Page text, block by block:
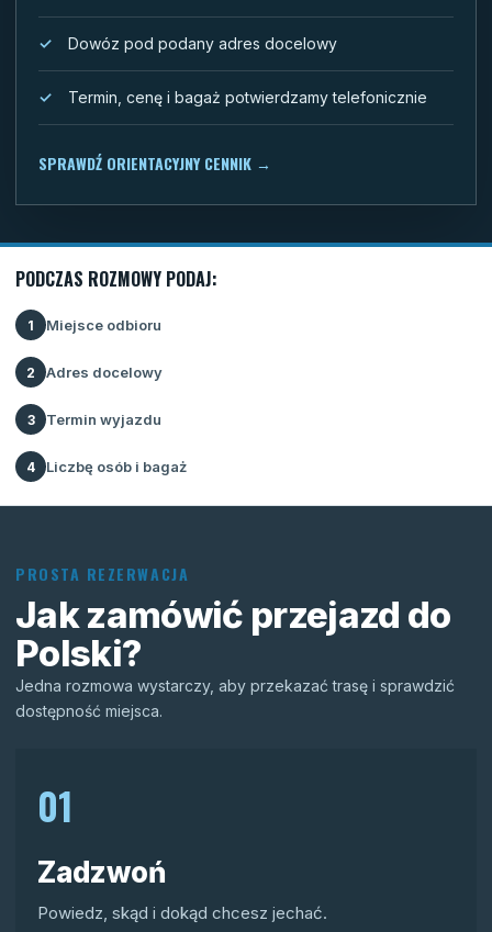
Dowóz pod podany adres docelowy
Termin, cenę i bagaż potwierdzamy telefonicznie
SPRAWDŹ ORIENTACYJNY CENNIK →
PODCZAS ROZMOWY PODAJ:
1 Miejsce odbioru
2 Adres docelowy
3 Termin wyjazdu
4 Liczbę osób i bagaż
PROSTA REZERWACJA
Jak zamówić przejazd do
Polski?
Jedna rozmowa wystarczy, aby przekazać trasę i sprawdzić
dostępność miejsca.
01
Zadzwoń
Powiedz, skąd i dokąd chcesz jechać.